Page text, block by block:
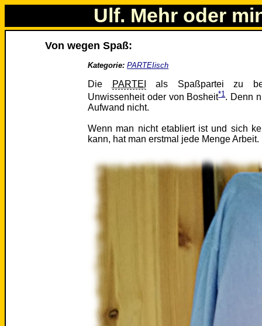
Ulf. Mehr oder
Von wegen Spaß:
Kategorie: PARTEIisch
Die PARTEI
als Spaßpartei zu
Unwissenheit oder von Bosheit*1. Denn
Aufwand nicht.
Wenn man nicht etabliert ist und sich
kann, hat man erstmal jede Menge Arbeit.